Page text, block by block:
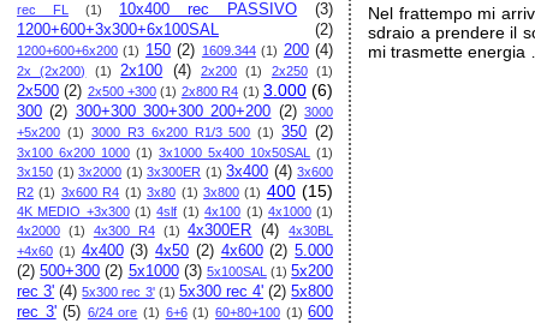
rec FL
(1) 10x400 rec PASSIVO
(3)
1200+600+3x300+6x100SAL
(2)
1200+600+6x200 (1) 150 (2) 1609.344 (1) 200 (4)
2x (2x200) (1) 2x100 (4) 2x200 (1) 2x250 (1)
2x500 (2) 2x500 +300 (1) 2x800 R4 (1) 3.000 (6)
300 (2) 300+300 300+300 200+200 (2) 3000
+5x200 (1) 3000 R3 6x200 R1/3 500 (1) 350 (2)
3x100 6x200 1000 (1) 3x1000 5x400 10x50SAL
(1)
3x150 (1) 3x2000 (1) 3x300ER (1) 3x400 (4) 3x600
R2 (1) 3x600 R4 (1) 3x80 (1) 3x800 (1) 400 (15)
4K MEDIO +3x300 (1) 4slf (1) 4x100 (1) 4x1000 (1)
4x2000 (1) 4x300 R4 (1) 4x300ER (4)
4x30BL
+4x60 (1) 4x400 (3) 4x50 (2) 4x600 (2) 5.000
(2) 500+300 (2) 5x1000 (3) 5x100SAL (1) 5x200
rec 3' (4) 5x300 rec 3' (1) 5x300 rec 4' (2) 5x800
rec 3' (5) 6/24 ore (1) 6+6 (1) 60+80+100 (1) 600
Nel frattempo mi
sdraio a prendere il
mi trasmette energia